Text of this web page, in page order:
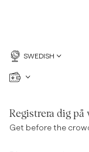
SWEDISH
Registrera dig på
Get before the